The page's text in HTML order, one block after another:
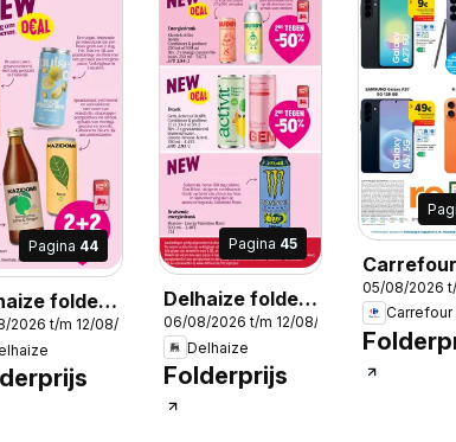
Pagina 44
folder
32
2026 t/m 12/08/2026
Pagina 45
Delhaize folder
week 32
06/08/2026 t/m 12/08/2026
Delhaize
Folderprijs
Carrefour
folder
05/08/2026
Carrefour